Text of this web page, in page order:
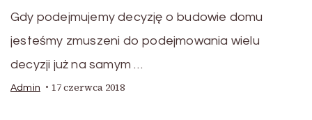
Gdy podejmujemy decyzję o budowie domu
jesteśmy zmuszeni do podejmowania wielu
decyzji już na samym …
Admin 17 czerwca 2018